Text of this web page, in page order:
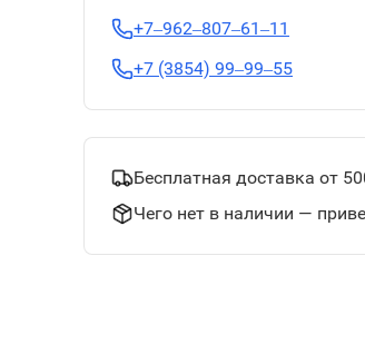
+7‒962‒807‒61‒11
+7 (3854) 99‒99‒55
Бесплатная доставка от
Чего нет в наличии —